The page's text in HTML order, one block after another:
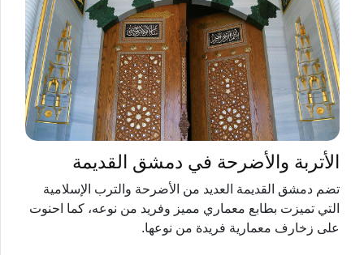
الأتربة والأضرحة في دمشق القديمة
تضم دمشق القديمة العديد من الأضرحة والترب الإسلامية
التي تميزت بطابع معماري مميز وفريد من نوعه، كما احنوت
على زخارف معمارية فريدة من نوعها.